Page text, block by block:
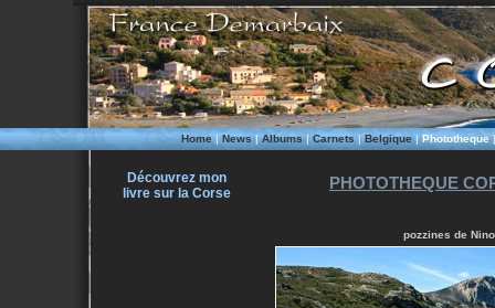
Home|News|Albums|Carnets|Belgique|Phototheque
Découvrez mon
livre sur la Corse
PHOTOTHEQUE
pozzines de